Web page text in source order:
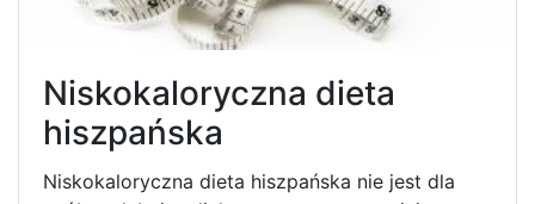
Niskokaloryczna dieta
hiszpańska
Niskokaloryczna dieta hiszpańska nie jest dla